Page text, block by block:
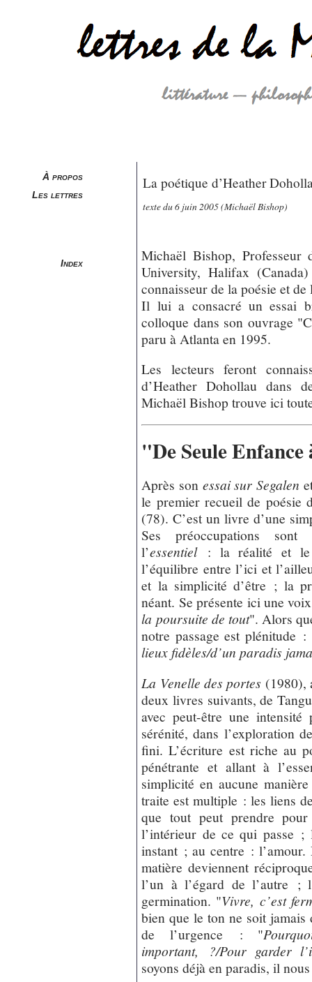
À propos
Les lettres
Index
La poétique d’Heather
texte du 6 juin 2005 (Michaël Bishop)
Michaël Bishop, Professeur
University, Halifax
connaisseur de la poésie et
Il lui a consacré un essai
colloque dans son ouvrage
paru à Atlanta en 1995.
Les lecteurs feront
d’Heather Dohollau dans
Michaël Bishop trouve ici
"De Seule
Après son essai sur Segalen
le premier recueil de poésie
(78). C’est un livre d’une
Ses préoccupations sont
l’essentiel: la réalité et le
l’équilibre entre l’ici et
et la simplicité d’être ; la
néant. Se présente ici une
la poursuite de tout". Alors
notre passage est plénitude :
lieux fidèles/d’un paradis
La Venelle des portes (1980),
deux livres suivants, de
avec peut-être une intensité
sérénité, dans l’exploration
fini. L’écriture est riche au
pénétrante et allant à
simplicité en aucune
traite est multiple : les liens
que tout peut prendre
l’intérieur de ce qui passe ;
instant ; au centre : l’amour.
matière deviennent
l’un à l’égard de l’autre ;
germination. "Vivre, c’est
bien que le ton ne soit
de l’urgence : "
important, ?/Pour garder
soyons déjà en paradis, il